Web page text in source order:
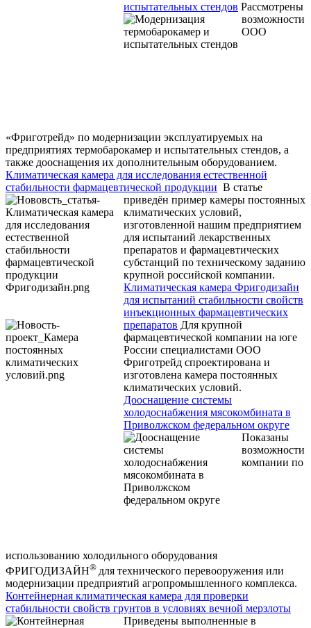
испытательных стендов Рассмотрены
возможности
ООО
«Фриготрейд» по модернизации эксплуатируемых на
предприятиях термобарокамер и испытательных стендов, а
также дооснащения их дополнительным оборудованием.
Климатическая камера для исследования естественной
стабильности фармацевтической продукции В статье
приведён пример камеры постоянных
климатических условий,
изготовленной нашим предприятием
для испытаний лекарственных
препаратов и фармацевтических
субстанций по техническому заданию
крупной российской компании.
Климатическая камера Фригодизайн
для испытаний стабильности свойств
инъекционных фармацевтических
препаратов Для крупной
фармацевтической компании на юге
России специалистами ООО
Фриготрейд спроектирована и
изготовлена камера постоянных
климатических условий.
Дооснащение системы
холодоснабжения мясокомбината в
Приволжском федеральном округе
Показаны
возможности
компании по
использованию холодильного оборудования
ФРИГОДИЗАЙН® для технического перевооружения или
модернизации предприятий агропромышленного комплекса.
Контейнерная климатическая камера для проверки
стабильности свойств грунтов в условиях вечной мерзлоты
Приведены выполненные в